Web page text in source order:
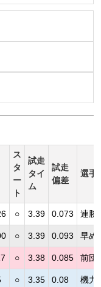
ス
タ
ー
ト
試走
タイ
ム
試走
偏差
選手
○ 3.39 0.073 連勝
○ 3.39 0.093 早め
○ 3.38 0.085 前団
○ 3.35 0.08 機力